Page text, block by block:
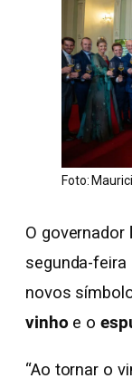
Foto:
O governador
segunda-feira
novos
vinho e o
“Ao tornar o